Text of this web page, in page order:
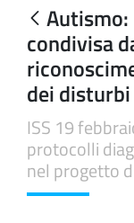
condivisa
dei disturbi
ISS 19
protocolli
nel progetto